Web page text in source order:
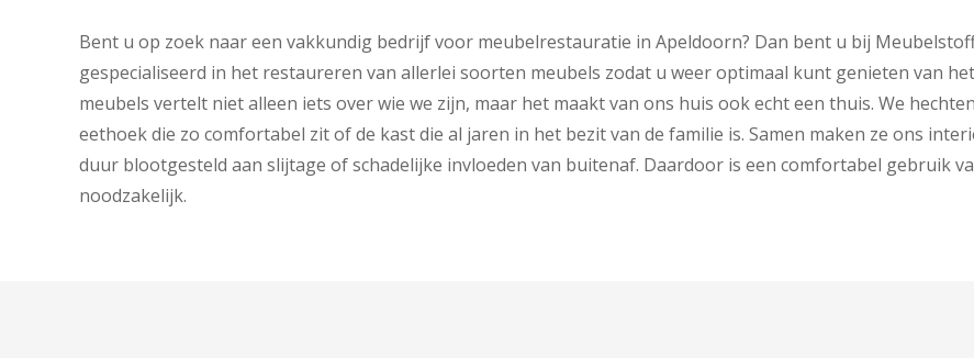
Bent u op zoek naar een vakkundig bedrijf voor meubelrestauratie in Apeldoorn? Dan bent u bij
gespecialiseerd in het restaureren van allerlei soorten meubels zodat u weer optimaal kunt genieten van
meubels vertelt niet alleen iets over wie we zijn, maar het maakt van ons huis ook echt een thuis. We
eethoek die zo comfortabel zit of de kast die al jaren in het bezit van de familie is. Samen maken ze ons
duur blootgesteld aan slijtage of schadelijke invloeden van buitenaf. Daardoor is een comfortabel gebruik
noodzakelijk.